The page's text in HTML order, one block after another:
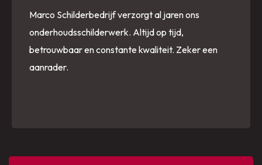
Marco Schilderbedrijf verzorgt al jaren ons
onderhoudsschilderwerk. Altijd op tijd,
betrouwbaar en constante kwaliteit. Zeker een
aanrader.